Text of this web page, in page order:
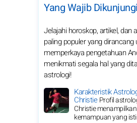
Yang Wajib
Jelajahi horoskop, artikel, dan
paling populer yang dirancang
memperkaya pengetahuan
menikmati segala hal yang
astrologi!
Karakteristik
ChristieProfil
Christie
kemampuan yang